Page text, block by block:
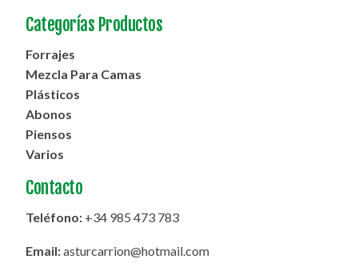
Categorías Productos
Forrajes
Mezcla Para Camas
Plásticos
Abonos
Piensos
Varios
Contacto
Teléfono: +34 985 473 783
Email:asturcarrion@hotmail.com